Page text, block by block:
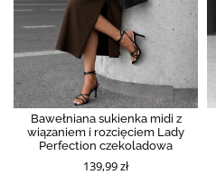
Bawełniana sukienka midi z
wiązaniem i rozcięciem Lady
Perfection czekoladowa
139,99 zł